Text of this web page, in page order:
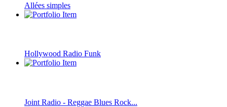
Allées simples
Hollywood Radio Funk
Joint Radio - Reggae Blues Rock...